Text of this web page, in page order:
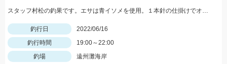
スタッフ村松の釣果です。エサは青イソメを使用。１本針の仕掛けでオモリは丸玉の25号です。
釣行日
2022/06/16
釣行時間
19:00～22:00
釣場
遠州灘海岸